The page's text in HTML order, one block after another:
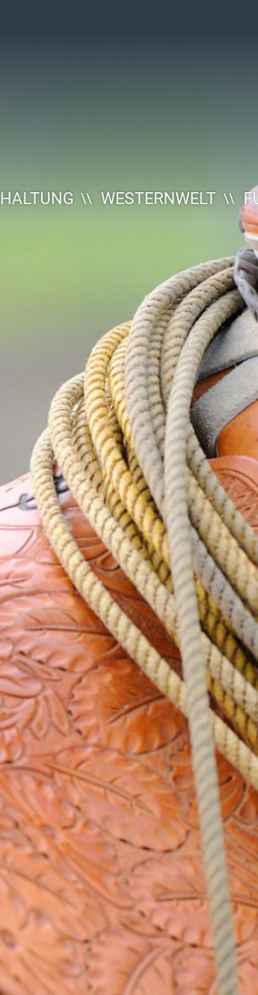
HALTUNG WESTERNWELT